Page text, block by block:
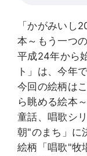
「かがみいし
本～もう一つ
平成24年から
ト」は、今年
今回の絵柄は
ら眺める絵本
童話、唱歌シ
朝"のまち」に
絵柄「唱歌"牧